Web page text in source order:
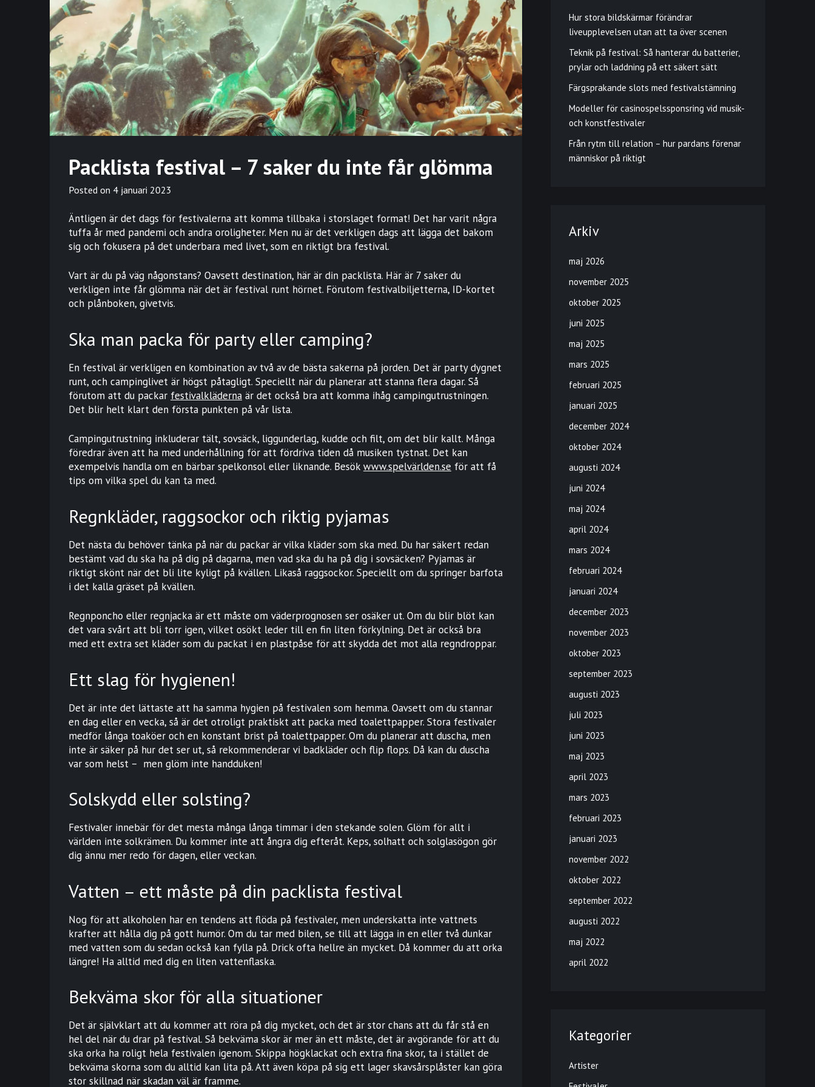
Packlista festival – 7 saker du inte får glömma
Posted on 4 januari 2023
Äntligen är det dags för festivalerna att komma tillbaka i storslaget format! Det har varit några
tuffa år med pandemi och andra oroligheter. Men nu är det verkligen dags att lägga det bakom
sig och fokusera på det underbara med livet, som en riktigt bra festival.
Vart är du på väg någonstans? Oavsett destination, här är din packlista. Här är 7 saker du
verkligen inte får glömma när det är festival runt hörnet. Förutom festivalbiljetterna, ID-kortet
och plånboken, givetvis.
Ska man packa för party eller camping?
En festival är verkligen en kombination av två av de bästa sakerna på jorden. Det är party dygnet
runt, och campinglivet är högst påtagligt. Speciellt när du planerar att stanna flera dagar. Så
förutom att du packar festivalkläderna är det också bra att komma ihåg campingutrustningen.
Det blir helt klart den första punkten på vår lista.
Campingutrustning inkluderar tält, sovsäck, liggunderlag, kudde och filt, om det blir kallt. Många
föredrar även att ha med underhållning för att fördriva tiden då musiken tystnat. Det kan
exempelvis handla om en bärbar spelkonsol eller liknande. Besökwww.spelvärlden.se för att få
tips om vilka spel du kan ta med.
Regnkläder, raggsockor och riktig pyjamas
Det nästa du behöver tänka på när du packar är vilka kläder som ska med. Du har säkert redan
bestämt vad du ska ha på dig på dagarna, men vad ska du ha på dig i sovsäcken? Pyjamas är
riktigt skönt när det bli lite kyligt på kvällen. Likaså raggsockor. Speciellt om du springer barfota
i det kalla gräset på kvällen.
Regnponcho eller regnjacka är ett måste om väderprognosen ser osäker ut. Om du blir blöt kan
det vara svårt att bli torr igen, vilket osökt leder till en fin liten förkylning. Det är också bra
med ett extra set kläder som du packat i en plastpåse för att skydda det mot alla regndroppar.
Ett slag för hygienen!
Det är inte det lättaste att ha samma hygien på festivalen som hemma. Oavsett om du stannar
en dag eller en vecka, så är det otroligt praktiskt att packa med toalettpapper. Stora festivaler
medför långa toaköer och en konstant brist på toalettpapper. Om du planerar att duscha, men
inte är säker på hur det ser ut, så rekommenderar vi badkläder och flip flops. Då kan du duscha
var som helst – men glöm inte handduken!
Solskydd eller solsting?
Festivaler innebär för det mesta många långa timmar i den stekande solen. Glöm för allt i
världen inte solkrämen. Du kommer inte att ångra dig efteråt. Keps, solhatt och solglasögon gör
dig ännu mer redo för dagen, eller veckan.
Vatten – ett måste på din packlista festival
Nog för att alkoholen har en tendens att flöda på festivaler, men underskatta inte vattnets
krafter att hålla dig på gott humör. Om du tar med bilen, se till att lägga in en eller två dunkar
med vatten som du sedan också kan fylla på. Drick ofta hellre än mycket. Då kommer du att orka
längre! Ha alltid med dig en liten vattenflaska.
Bekväma skor för alla situationer
Det är självklart att du kommer att röra på dig mycket, och det är stor chans att du får stå en
hel del när du drar på festival. Så bekväma skor är mer än ett måste, det är avgörande för att du
ska orka ha roligt hela festivalen igenom. Skippa högklackat och extra fina skor, ta i stället de
bekväma skorna som du alltid kan lita på. Att även köpa på sig ett lager skavsårsplåster kan göra
stor skillnad när skadan väl är framme.
Hur stora bildskärmar förändrar
liveupplevelsen utan att ta över scenen
Teknik på festival: Så hanterar du batterier,
prylar och laddning på ett säkert sätt
Färgsprakande slots med festivalstämning
Modeller för casinospelssponsring vid musik-
och konstfestivaler
Från rytm till relation – hur pardans förenar
människor på riktigt
Arkiv
maj 2026
november 2025
oktober 2025
juni 2025
maj 2025
mars 2025
februari 2025
januari 2025
december 2024
oktober 2024
augusti 2024
juni 2024
maj 2024
april 2024
mars 2024
februari 2024
januari 2024
december 2023
november 2023
oktober 2023
september 2023
augusti 2023
juli 2023
juni 2023
maj 2023
april 2023
mars 2023
februari 2023
januari 2023
november 2022
oktober 2022
september 2022
augusti 2022
maj 2022
april 2022
Kategorier
Artister